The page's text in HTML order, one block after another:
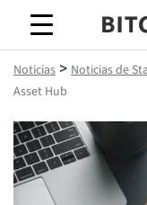
Noticias > Noticias de
Asset Hub